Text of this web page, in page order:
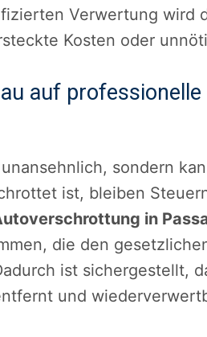
Verwertung wird
Kosten oder
auf
sondern
ist, bleiben
in
die den
ist sichergestellt,
und